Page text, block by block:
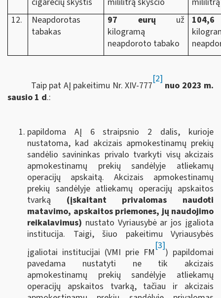
12.
Neapdorotas
tabakas
97 eurų už
kilogramą
neapdoroto tabako
Taip pat AĮ pakeitimu Nr. XIV-777
[2]
nuo 2023 m.
sausio 1 d.:
papildoma AĮ 6 straipsnio 2 dalis, kurioje
nustatoma, kad akcizais apmokestinamų prekių
sandėlio savininkas privalo tvarkyti visų akcizais
apmokestinamų prekių sandėlyje atliekamų
operacijų apskaitą. Akcizais apmokestinamų
prekių sandėlyje atliekamų operacijų apskaitos
tvarką (įskaitant privalomas naudoti
matavimo, apskaitos priemones, jų naudojimo
reikalavimus) nustato Vyriausybė ar jos įgaliota
institucija. Taigi, šiuo pakeitimu Vyriausybės
įgaliotai institucijai (VMI prie FM
[3]
) papildomai
pavedama nustatyti ne tik akcizais
apmokestinamų prekių sandėlyje atliekamų
operacijų apskaitos tvarką, tačiau ir akcizais